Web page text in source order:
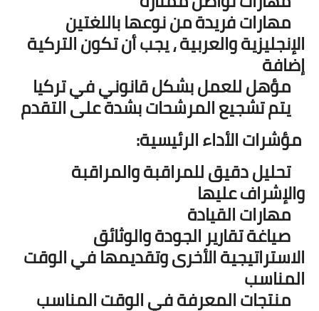
مهارات فريدة من نوعها باللغتين
الإنجليزية والعربية ، يجب أن تكون التركية
إضافة
مؤهل للعمل بشكل قانوني في تركيا
يتم تشجيع المرشحات بشدة على التقدم
مؤشرات الأداء الرئيسية:
تحليل دقيق للمراقبة والمراقبة
والإشراف عليها
مهارات القيادة
صياغة تقارير الجودة والوثائق
الاستراتيجية الأخرى وتقديمها في الوقت
المناسب
منتجات المعرفة في الوقت المناسب